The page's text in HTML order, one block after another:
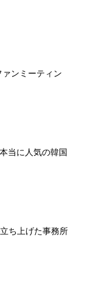
ンミーティン
当に人気の韓国
ち上げた事務所